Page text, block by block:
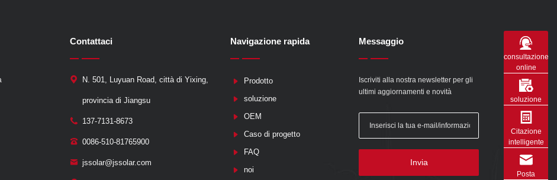
Messaggio
Iscriviti alla nostra newsletter per gli
ultimi aggiornamenti e novità
Invia
Navigazione rapida
Prodotto
soluzione
OEM
Caso di progetto
FAQ
noi
Contattaci
N. 501, Luyuan Road, città di Yixing,
provincia di Jiangsu
137-7131-8673
0086-510-81765900
jssolar@jssolar.com
consultazione
online
soluzione
Citazione
intelligente
Posta